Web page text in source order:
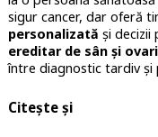
sigur cancer, dar oferă
personalizată și decizii
ereditar de sân și
între diagnostic tardiv și
Citește și